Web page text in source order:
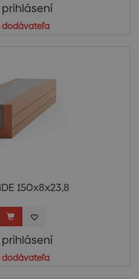
dodávateľa
150x8x23,8
dodávateľa